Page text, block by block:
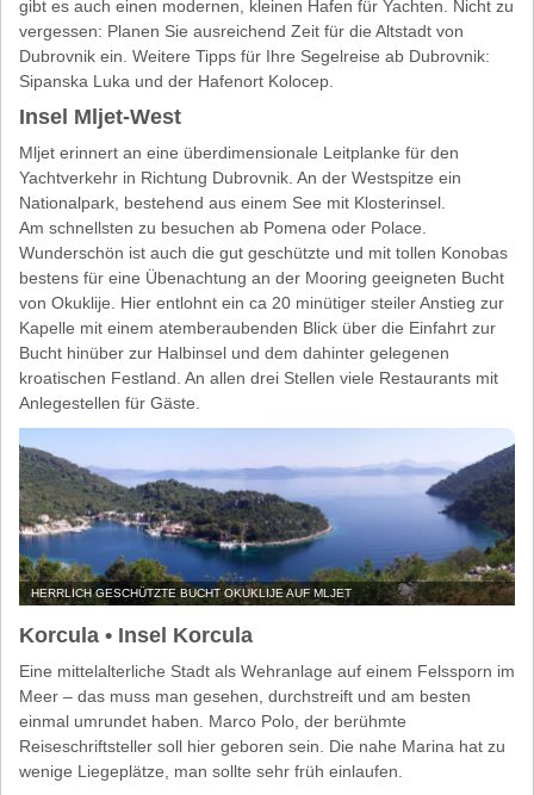
gibt es auch einen modernen, kleinen Hafen für Yachten. Nicht zu
vergessen: Planen Sie ausreichend Zeit für die Altstadt von
Dubrovnik ein. Weitere Tipps für Ihre Segelreise ab Dubrovnik:
Sipanska Luka und der Hafenort Kolocep.
Insel Mljet-West
Mljet erinnert an eine überdimensionale Leitplanke für den
Yachtverkehr in Richtung Dubrovnik. An der Westspitze ein
Nationalpark, bestehend aus einem See mit Klosterinsel.
Am schnellsten zu besuchen ab Pomena oder Polace.
Wunderschön ist auch die gut geschützte und mit tollen Konobas
bestens für eine Übenachtung an der Mooring geeigneten Bucht
von Okuklije. Hier entlohnt ein ca 20 minütiger steiler Anstieg zur
Kapelle mit einem atemberaubenden Blick über die Einfahrt zur
Bucht hinüber zur Halbinsel und dem dahinter gelegenen
kroatischen Festland. An allen drei Stellen viele Restaurants mit
Anlegestellen für Gäste.
HERRLICH GESCHÜTZTE BUCHT OKUKLIJE AUF MLJET
Korcula • Insel Korcula
Eine mittelalterliche Stadt als Wehranlage auf einem Felssporn im
Meer – das muss man gesehen, durchstreift und am besten
einmal umrundet haben. Marco Polo, der berühmte
Reiseschriftsteller soll hier geboren sein. Die nahe Marina hat zu
wenige Liegeplätze, man sollte sehr früh einlaufen.